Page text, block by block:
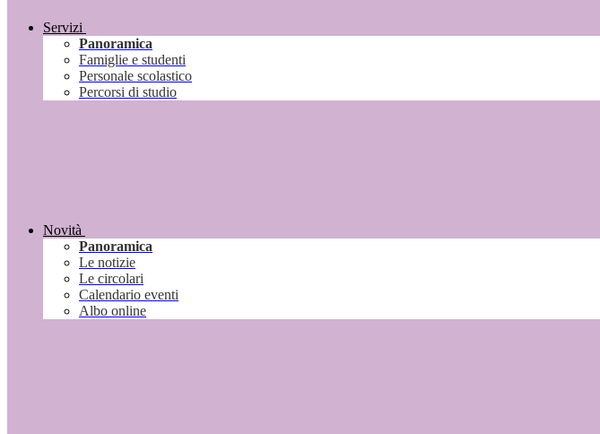
Servizi
Panoramica
Famiglie e studenti
Personale scolastico
Percorsi di studio
Novità
Panoramica
Le notizie
Le circolari
Calendario eventi
Albo online